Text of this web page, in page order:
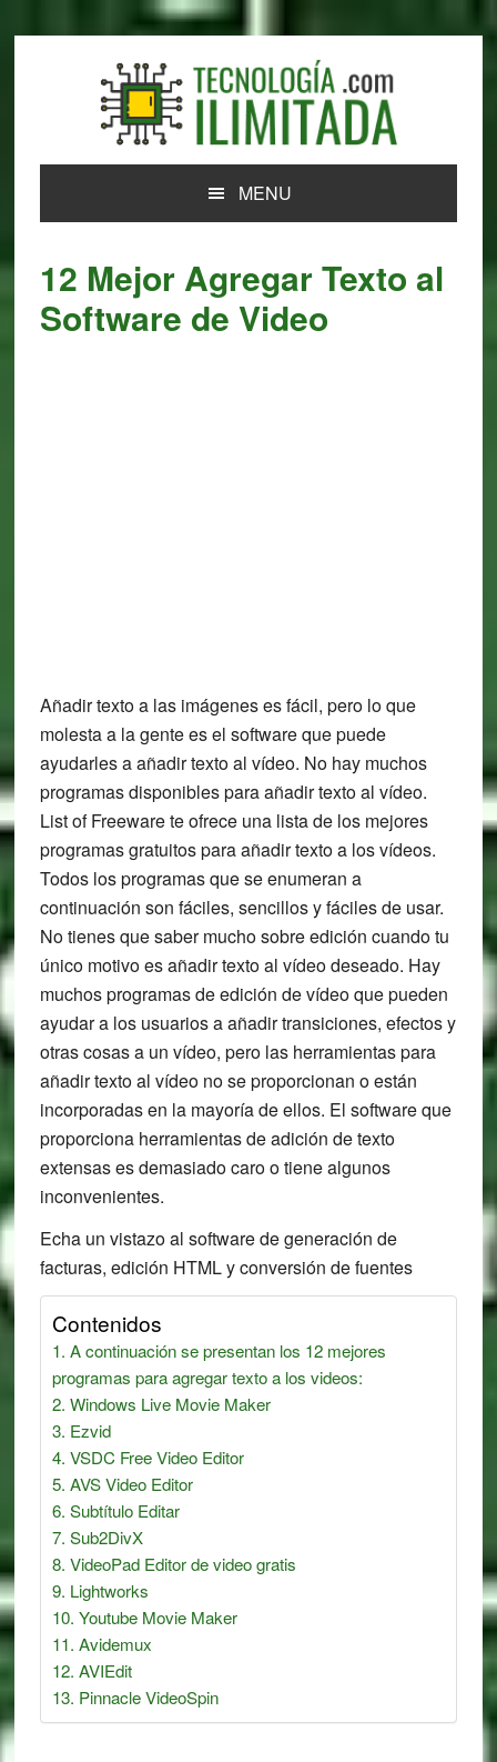
MENU
12 Mejor Agregar Texto al
Software de Video
Añadir texto a las imágenes es fácil, pero lo que
molesta a la gente es el software que puede
ayudarles a añadir texto al vídeo. No hay muchos
programas disponibles para añadir texto al vídeo.
List of Freeware te ofrece una lista de los mejores
programas gratuitos para añadir texto a los vídeos.
Todos los programas que se enumeran a
continuación son fáciles, sencillos y fáciles de usar.
No tienes que saber mucho sobre edición cuando tu
único motivo es añadir texto al vídeo deseado. Hay
muchos programas de edición de vídeo que pueden
ayudar a los usuarios a añadir transiciones, efectos y
otras cosas a un vídeo, pero las herramientas para
añadir texto al vídeo no se proporcionan o están
incorporadas en la mayoría de ellos. El software que
proporciona herramientas de adición de texto
extensas es demasiado caro o tiene algunos
inconvenientes.
Echa un vistazo al software de generación de
facturas, edición HTML y conversión de fuentes
Contenidos
A continuación se presentan los 12 mejores
programas para agregar texto a los videos:
Windows Live Movie Maker
Ezvid
VSDC Free Video Editor
AVS Video Editor
Subtítulo Editar
Sub2DivX
VideoPad Editor de video gratis
Lightworks
Youtube Movie Maker
Avidemux
AVIEdit
Pinnacle VideoSpin